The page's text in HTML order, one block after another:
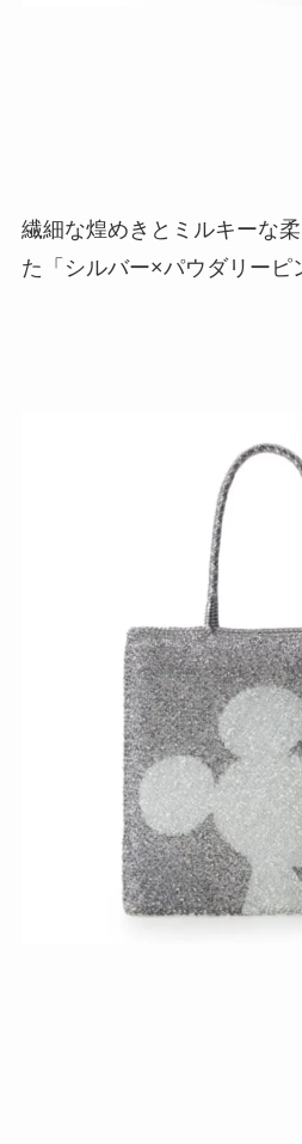
繊細な煌めきとミルキーな
た「シルバー×パウダリーピ